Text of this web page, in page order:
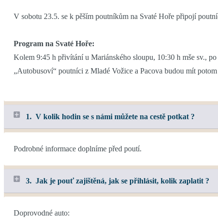
V sobotu 23.5. se k pěším poutníkům na Svaté Hoře připojí
Program na Svaté Hoře:
Kolem 9:45 h přivítání u Mariánského sloupu, 10:30 h mše sv.,
„Autobusoví“ poutníci z Mladé Vožice a Pacova budou mít
1. V kolik hodin se s námi můžete na cestě potkat ?
Podrobné informace doplníme před poutí.
3. Jak je pouť zajištěná, jak se přihlásit, kolik zaplatit ?
Doprovodné auto: